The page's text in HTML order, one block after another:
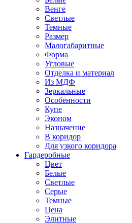
Венге
Светлые
Темные
Размер
Малогабаритные
Форма
Угловые
Отделка и материал
Из МДФ
Зеркальные
Особенности
Купе
Эконом
Назначение
В коридор
Для узкого коридора
Гардеробные
Цвет
Белые
Светлые
Серые
Темные
Цена
Элитные